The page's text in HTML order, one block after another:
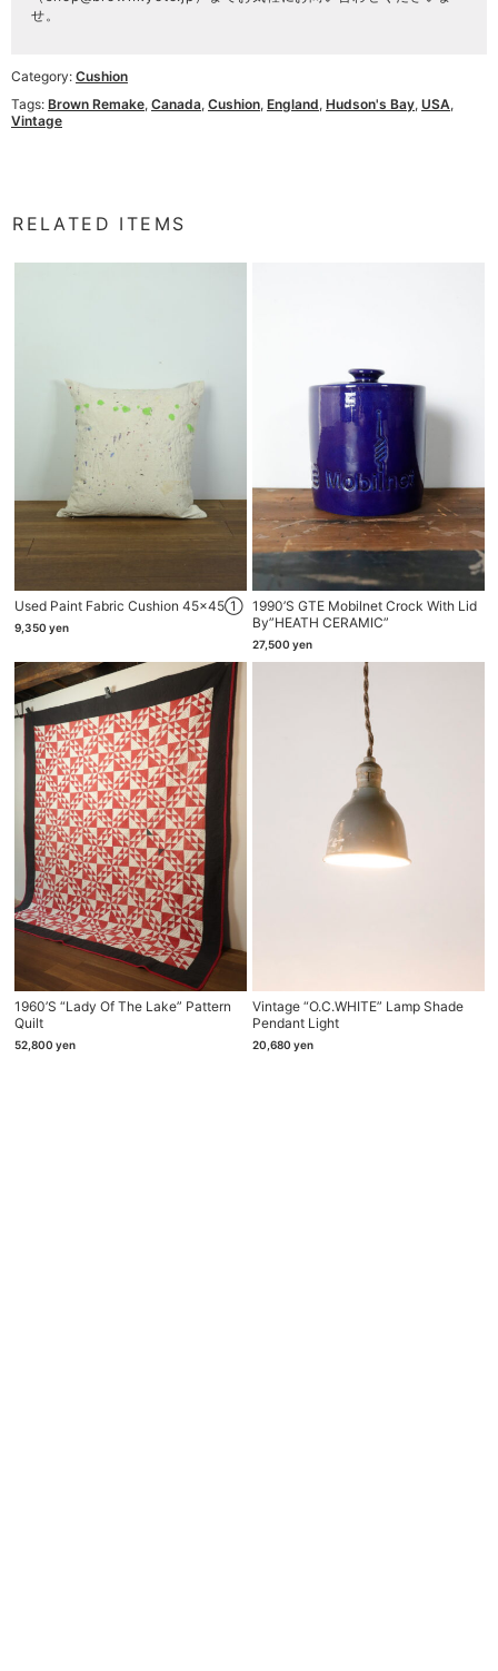
せ。
Category: Cushion
Tags: Brown Remake, Canada, Cushion, England, Hudson's Bay, USA,
Vintage
RELATED ITEMS
Used Paint Fabric Cushion 45×45①
9,350 yen
1990’s GTE Mobilnet Crock With Lid
By”HEATH CERAMIC”
27,500 yen
1960’s “Lady Of The Lake” Pattern
Quilt
52,800 yen
Vintage “O.C.WHITE” Lamp Shade
Pendant Light
20,680 yen